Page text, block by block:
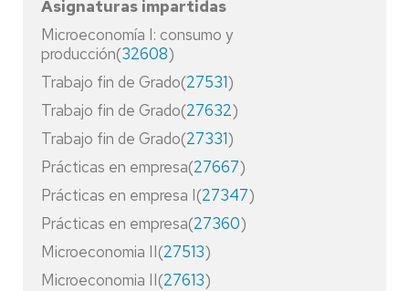
Asignaturas impartidas
Microeconomía I: consumo y
producción(32608)
Trabajo fin de Grado(27531)
Trabajo fin de Grado(27632)
Trabajo fin de Grado(27331)
Prácticas en empresa(27667)
Prácticas en empresa I(27347)
Prácticas en empresa(27360)
Microeconomia II(27513)
Microeconomia II(27613)